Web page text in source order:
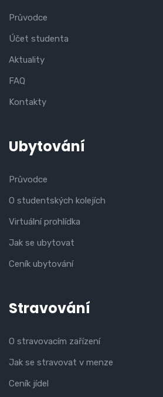
Průvodce
Účet studenta
Aktuality
FAQ
Kontakty
Ubytování
Průvodce
O studentských kolejích
Virtuální prohlídka
Jak se ubytovat
Ceník ubytování
Stravování
O stravovacím zařízení
Jak se stravovat v menze
Ceník jídel